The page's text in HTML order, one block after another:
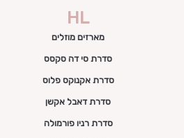
HL
מארזים מוזלים
סדרת סי דה סקסס
סדרת אקנוקס פלוס
סדרת דאבל אקשן
סדרת רניו פורמולה